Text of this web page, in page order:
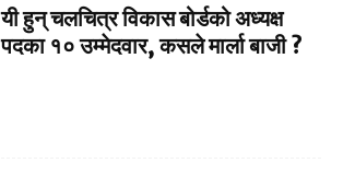
यी हुन् चलचित्र विकास बोर्डको अध्यक्ष
पदका १० उम्मेदवार, कसले मार्ला बाजी ?